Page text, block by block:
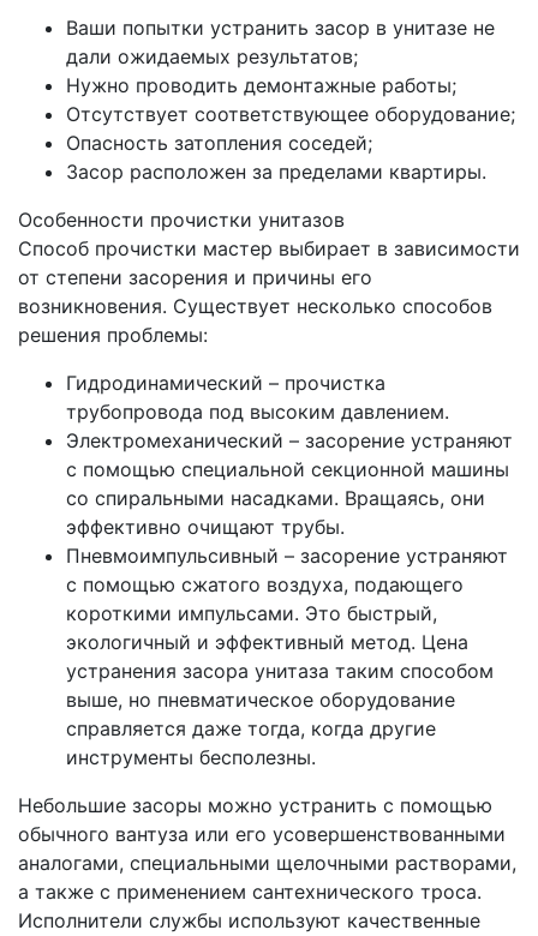
Ваши попытки устранить засор в унитазе не
дали ожидаемых результатов;
Нужно проводить демонтажные работы;
Отсутствует соответствующее оборудование;
Опасность затопления соседей;
Засор расположен за пределами квартиры.
Особенности прочистки унитазов
Способ прочистки мастер выбирает в зависимости
от степени засорения и причины его
возникновения. Существует несколько способов
решения проблемы:
Гидродинамический – прочистка
трубопровода под высоким давлением.
Электромеханический – засорение устраняют
с помощью специальной секционной машины
со спиральными насадками. Вращаясь, они
эффективно очищают трубы.
Пневмоимпульсивный – засорение устраняют
с помощью сжатого воздуха, подающего
короткими импульсами. Это быстрый,
экологичный и эффективный метод. Цена
устранения засора унитаза таким способом
выше, но пневматическое оборудование
справляется даже тогда, когда другие
инструменты бесполезны.
Небольшие засоры можно устранить с помощью
обычного вантуза или его усовершенствованными
аналогами, специальными щелочными растворами,
а также с применением сантехнического троса.
Исполнители службы используют качественные